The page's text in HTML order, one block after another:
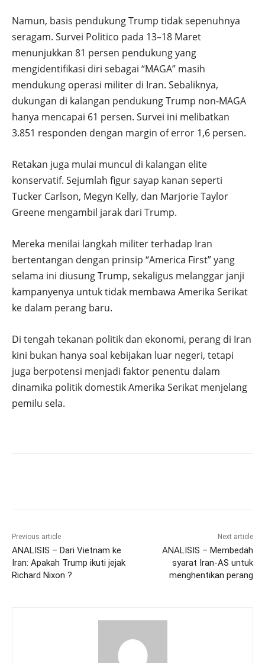
Namun, basis pendukung Trump tidak sepenuhnya
seragam. Survei Politico pada 13–18 Maret
menunjukkan 81 persen pendukung yang
mengidentifikasi diri sebagai “MAGA” masih
mendukung operasi militer di Iran. Sebaliknya,
dukungan di kalangan pendukung Trump non-MAGA
hanya mencapai 61 persen. Survei ini melibatkan
3.851 responden dengan margin of error 1,6 persen.
Retakan juga mulai muncul di kalangan elite
konservatif. Sejumlah figur sayap kanan seperti
Tucker Carlson, Megyn Kelly, dan Marjorie Taylor
Greene mengambil jarak dari Trump.
Mereka menilai langkah militer terhadap Iran
bertentangan dengan prinsip “America First” yang
selama ini diusung Trump, sekaligus melanggar janji
kampanyenya untuk tidak membawa Amerika Serikat
ke dalam perang baru.
Di tengah tekanan politik dan ekonomi, perang di Iran
kini bukan hanya soal kebijakan luar negeri, tetapi
juga berpotensi menjadi faktor penentu dalam
dinamika politik domestik Amerika Serikat menjelang
pemilu sela.
Previous article
ANALISIS – Dari Vietnam ke
Iran: Apakah Trump ikuti jejak
Richard Nixon ?
Next article
ANALISIS – Membedah
syarat Iran-AS untuk
menghentikan perang